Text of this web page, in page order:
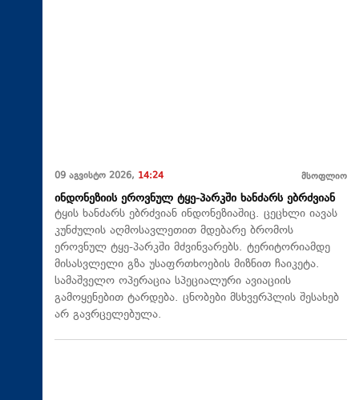
09 აგვისტო 2026, 14:24 მსოფლიო
ინდონეზიის ეროვნულ ტყე-პარკში ხანძარს ებრძვიან
ტყის ხანძარს ებრძვიან ინდონეზიაშიც. ცეცხლი იავას
კუნძულის აღმოსავლეთით მდებარე ბრომოს
ეროვნულ ტყე-პარკში მძვინვარებს. ტერიტორიამდე
მისასვლელი გზა უსაფრთხოების მიზნით ჩაიკეტა.
სამაშველო ოპერაცია სპეციალური ავიაციის
გამოყენებით ტარდება. ცნობები მსხვერპლის შესახებ
არ გავრცელებულა.